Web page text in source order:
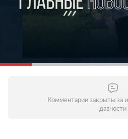
Комментарии закрыты за
давности